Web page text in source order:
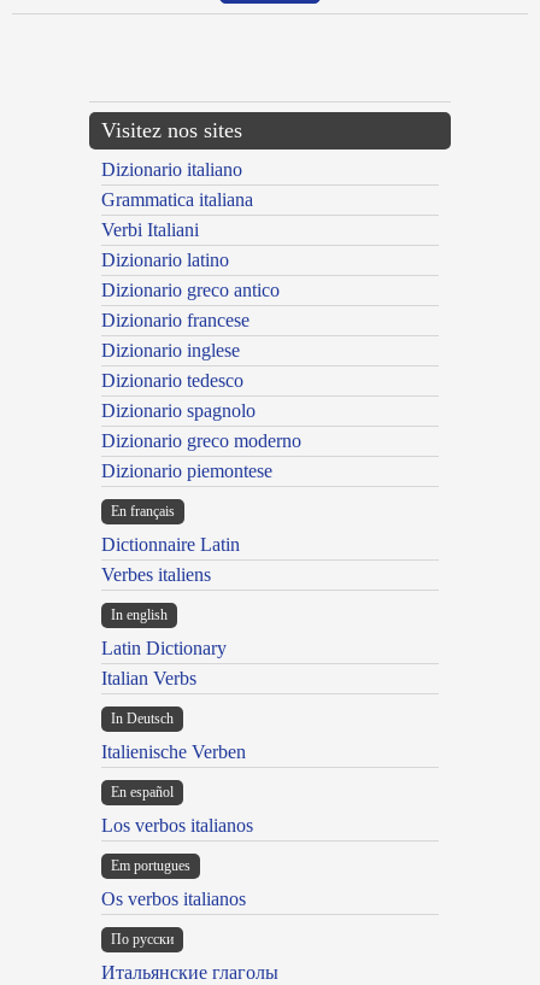
Visitez nos sites
Dizionario italiano
Grammatica italiana
Verbi Italiani
Dizionario latino
Dizionario greco antico
Dizionario francese
Dizionario inglese
Dizionario tedesco
Dizionario spagnolo
Dizionario greco moderno
Dizionario piemontese
En français
Dictionnaire Latin
Verbes italiens
In english
Latin Dictionary
Italian Verbs
In Deutsch
Italienische Verben
En español
Los verbos italianos
Em portugues
Os verbos italianos
По русски
Итальянские глаголы